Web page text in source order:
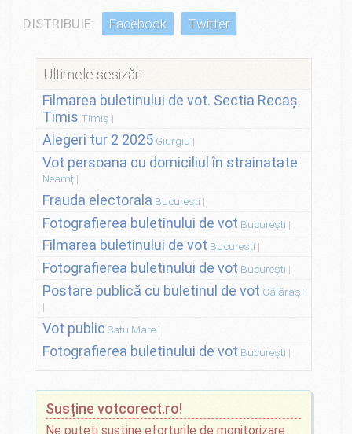
DISTRIBUIE: Facebook Twitter
Ultimele sesizări
Filmarea buletinului de vot. Sectia Recaș.
Timis Timiș
Alegeri tur 2 2025 Giurgiu
Vot persoana cu domiciliul în strainatate
Neamț
Frauda electorala București
Fotografierea buletinului de vot București
Filmarea buletinului de vot București
Fotografierea buletinului de vot București
Postare publică cu buletinul de vot Călărași
Vot public Satu Mare
Fotografierea buletinului de vot București
Susține votcorect.ro!
Ne puteți susține eforturile de monitorizare